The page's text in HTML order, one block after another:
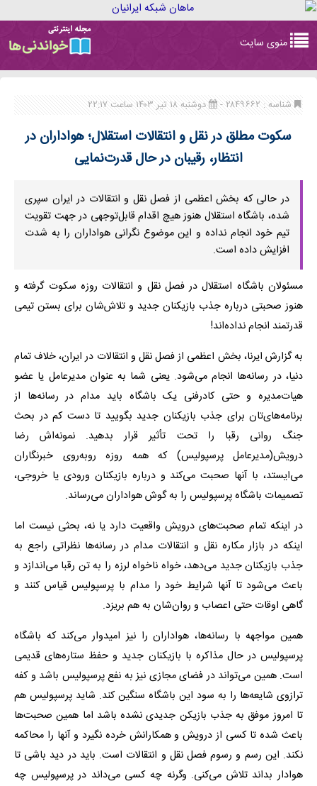
navigation
منوی سایت
شناسه : ۲۸۴۹۶۶۲ - دوشنبه ۱۸ تیر ۱۴۰۳ ساعت ۲۲:۱۷
سکوت مطلق در نقل و انتقالات استقلال؛ هواداران در
انتظار، رقیبان در حال قدرت‌نمایی
در حالی که بخش اعظمی از فصل نقل و انتقالات در ایران سپری
شده، باشگاه استقلال هنوز هیچ اقدام قابل‌توجهی در جهت تقویت
تیم خود انجام نداده و این موضوع نگرانی هواداران را به شدت
افزایش داده است.
مسئولان باشگاه استقلال در فصل نقل و انتقالات روزه سکوت گرفته و
هنوز صحبتی درباره جذب بازیکنان جدید و تلاش‌شان برای بستن تیمی
قدرتمند انجام نداده‌اند!
به گزارش ایرنا، بخش اعظمی از فصل نقل و انتقالات در ایران، خلاف تمام
دنیا، در رسانه‌ها انجام می‌شود. یعنی شما به عنوان مدیرعامل یا عضو
هیات‌مدیره و حتی کادرفنی یک باشگاه باید مدام در رسانه‌ها از
برنامه‌های‌تان برای جذب بازیکنان جدید بگویید تا دست کم در بحث
جنگ روانی رقبا را تحت تأثیر قرار بدهید. نمونه‌اش رضا
درویش(مدیرعامل پرسپولیس) که همه روزه روبه‌روی خبرنگاران
می‌ایستد، با آنها صحبت می‌کند و درباره بازیکنان ورودی یا خروجی،
تصمیمات باشگاه پرسپولیس را به گوش هواداران می‌رساند.
در اینکه تمام صحبت‌های درویش واقعیت دارد یا نه، بحثی نیست اما
اینکه در بازار مکاره نقل و انتقالات مدام در رسانه‌ها نظراتی راجع به
جذب بازیکنان جدید می‌دهد، خواه ناخواه لرزه را به تن رقبا می‌اندازد و
باعث می‌شود تا آنها شرایط خود را مدام با پرسپولیس قیاس کنند و
گاهی اوقات حتی اعصاب و روان‌شان به هم بریزد.
همین مواجهه با رسانه‌ها، هواداران را نیز امیدوار می‌کند که باشگاه
پرسپولیس در حال مذاکره با بازیکنان جدید و حفظ ستاره‌های قدیمی
است. همین می‌تواند در فضای مجازی نیز به نفع پرسپولیس باشد و کفه
ترازوی شایعه‌ها را به سود این باشگاه سنگین کند. شاید پرسپولیس هم
تا امروز موفق به جذب بازیکن جدیدی نشده باشد اما همین صحبت‌ها
باعث شده تا کسی از درویش و همکارانش خرده نگیرد و آنها را محاکمه
نکند. این رسم و رسوم فصل نقل و انتقالات است. باید در دید باشی تا
هوادار بداند تلاش می‌کنی. وگرنه چه کسی می‌داند در پرسپولیس چه